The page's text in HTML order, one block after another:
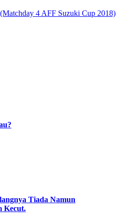
4 AFF Suzuki Cup 2018)
Tiada Namun
Kecut.